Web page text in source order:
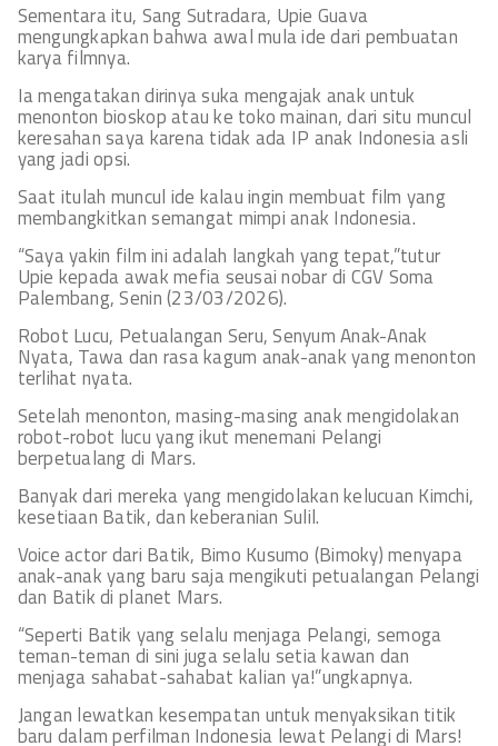
Sementara itu, Sang Sutradara, Upie Guava
mengungkapkan bahwa awal mula ide dari pembuatan
karya filmnya.
Ia mengatakan dirinya suka mengajak anak untuk
menonton bioskop atau ke toko mainan, dari situ muncul
keresahan saya karena tidak ada IP anak Indonesia asli
yang jadi opsi.
Saat itulah muncul ide kalau ingin membuat film yang
membangkitkan semangat mimpi anak Indonesia.
“Saya yakin film ini adalah langkah yang tepat,”tutur
Upie kepada awak mefia seusai nobar di CGV Soma
Palembang, Senin (23/03/2026).
Robot Lucu, Petualangan Seru, Senyum Anak-Anak
Nyata, Tawa dan rasa kagum anak-anak yang menonton
terlihat nyata.
Setelah menonton, masing-masing anak mengidolakan
robot-robot lucu yang ikut menemani Pelangi
berpetualang di Mars.
Banyak dari mereka yang mengidolakan kelucuan Kimchi,
kesetiaan Batik, dan keberanian Sulil.
Voice actor dari Batik, Bimo Kusumo (Bimoky) menyapa
anak-anak yang baru saja mengikuti petualangan Pelangi
dan Batik di planet Mars.
“Seperti Batik yang selalu menjaga Pelangi, semoga
teman-teman di sini juga selalu setia kawan dan
menjaga sahabat-sahabat kalian ya!”ungkapnya.
Jangan lewatkan kesempatan untuk menyaksikan titik
baru dalam perfilman Indonesia lewat Pelangi di Mars!